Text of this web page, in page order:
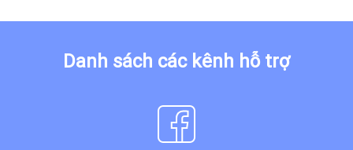
Danh sách các kênh hỗ trợ